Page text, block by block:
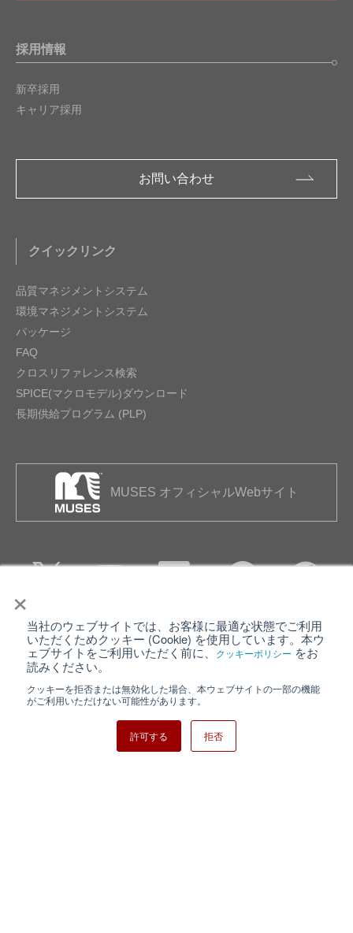
×
当社のウェブサイトでは、お客様に最適な状態でご利用
いただくためクッキー (Cookie) を使用しています。本ウ
ェブサイトをご利用いただく前に、
クッキーポリシー をお
読みください。
クッキーを拒否または無効化した場合、本ウェブサイトの一部の機能
がご利用いただけない可能性があります。
許可する 拒否
採用情報
新卒採用
キャリア採用
お問い合わせ
クイックリンク
品質マネジメントシステム
環境マネジメントシステム
パッケージ
FAQ
クロスリファレンス検索
SPICE(マクロモデル)ダウンロード
長期供給プログラム (PLP)
MUSES オフィシャルWebサイト
個人情報保護について ウェブサイト利用規約
クッキーポリシー
日清紡ホールディングス
Copyright ⓒ Nisshinbo Micro Devices Inc. All Rights Reserved.